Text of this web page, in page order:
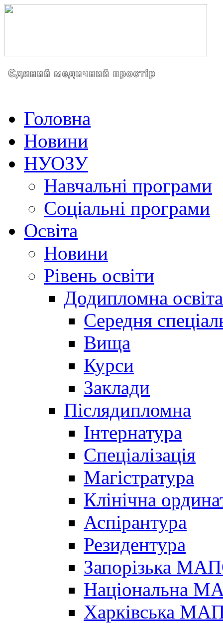
Головна
Новини
НУОЗУ
Навчальні програми
Соціальні програми
Освіта
Новини
Рівень освіти
Додипломна освіта
Середня
Вища
Курси
Заклади
Післядипломна
Інтернатура
Спеціалізація
Магістратура
Клінічна
Аспірантура
Резидентура
Запорізька
Національна
Харківська